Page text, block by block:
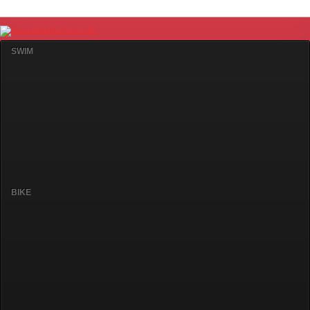
SWIM
BIKE